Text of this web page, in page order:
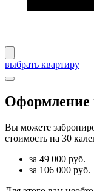
выбрать квартиру
Оформление
Вы можете
стоимость на 30
за 49 000 руб.
за 106 000